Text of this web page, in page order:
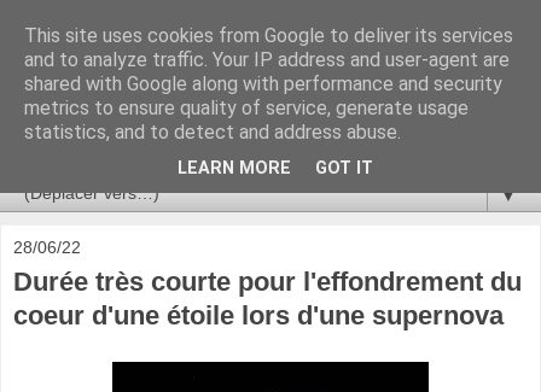
Ça se passe là haut
Astronomie, Astrophysique, Astroparticules, Cosmologie.
L'infini se contemple, indéfiniment. ISSN 2272-5768
▼
28/06/22
Durée très courte pour l'effondrement du
coeur d'une étoile lors d'une supernova
This site uses cookies from Google to deliver its services
and to analyze traffic. Your IP address and user-agent are
shared with Google along with performance and security
metrics to ensure quality of service, generate usage
statistics, and to detect and address abuse.
LEARN MORE GOT IT